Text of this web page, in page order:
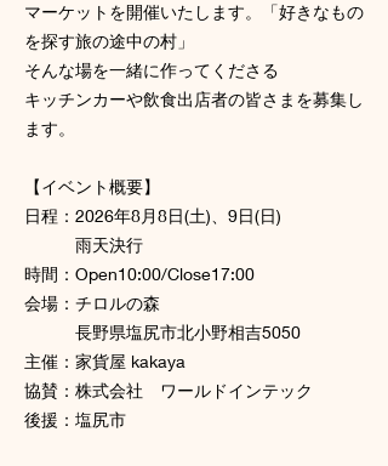
マーケットを開催いたします。「好きなもの
を探す旅の途中の村」
そんな場を一緒に作ってくださる
キッチンカーや飲食出店者の皆さまを募集し
ます。
【イベント概要】
日程：2026年8月8日(土)、9日(日)
雨天決行
時間：Open10:00/Close17:00
会場：チロルの森
長野県塩尻市北小野相吉5050
主催：家貨屋 kakaya
協賛：株式会社 ワールドインテック
後援：塩尻市